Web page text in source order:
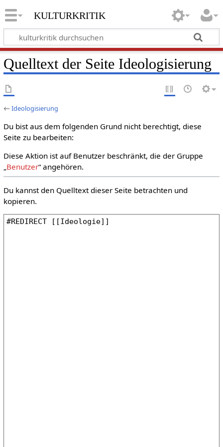
kulturkritik
Quelltext der Seite Ideologisierung
←Ideologisierung
Du bist aus dem folgenden Grund nicht berechtigt, diese
Seite zu bearbeiten:
Diese Aktion ist auf Benutzer beschränkt, die der Gruppe
„Benutzer“ angehören.
Du kannst den Quelltext dieser Seite betrachten und
kopieren.